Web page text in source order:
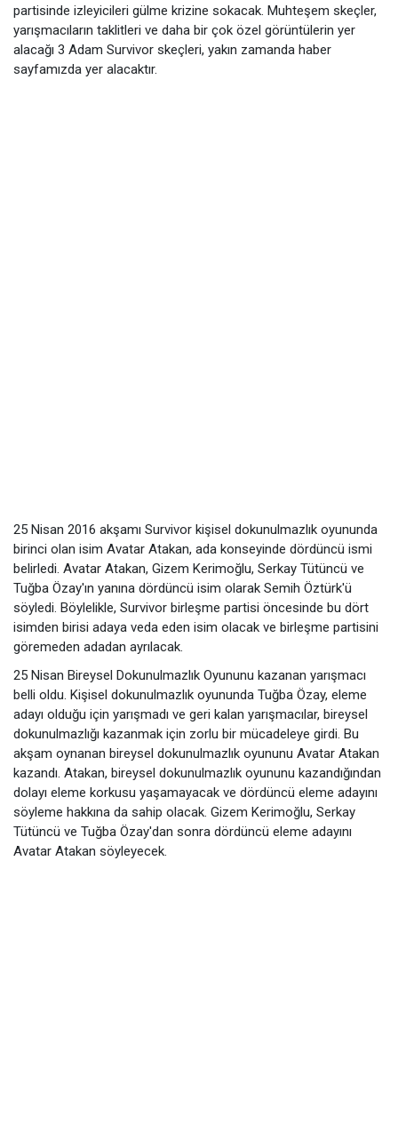
partisinde izleyicileri gülme krizine sokacak. Muhteşem skeçler,
yarışmacıların taklitleri ve daha bir çok özel görüntülerin yer
alacağı 3 Adam Survivor skeçleri, yakın zamanda haber
sayfamızda yer alacaktır.
25 Nisan 2016 akşamı Survivor kişisel dokunulmazlık oyununda
birinci olan isim Avatar Atakan, ada konseyinde dördüncü ismi
belirledi. Avatar Atakan, Gizem Kerimoğlu, Serkay Tütüncü ve
Tuğba Özay'ın yanına dördüncü isim olarak Semih Öztürk'ü
söyledi. Böylelikle, Survivor birleşme partisi öncesinde bu dört
isimden birisi adaya veda eden isim olacak ve birleşme partisini
göremeden adadan ayrılacak.
25 Nisan Bireysel Dokunulmazlık Oyununu kazanan yarışmacı
belli oldu. Kişisel dokunulmazlık oyununda Tuğba Özay, eleme
adayı olduğu için yarışmadı ve geri kalan yarışmacılar, bireysel
dokunulmazlığı kazanmak için zorlu bir mücadeleye girdi. Bu
akşam oynanan bireysel dokunulmazlık oyununu Avatar Atakan
kazandı. Atakan, bireysel dokunulmazlık oyununu kazandığından
dolayı eleme korkusu yaşamayacak ve dördüncü eleme adayını
söyleme hakkına da sahip olacak. Gizem Kerimoğlu, Serkay
Tütüncü ve Tuğba Özay'dan sonra dördüncü eleme adayını
Avatar Atakan söyleyecek.